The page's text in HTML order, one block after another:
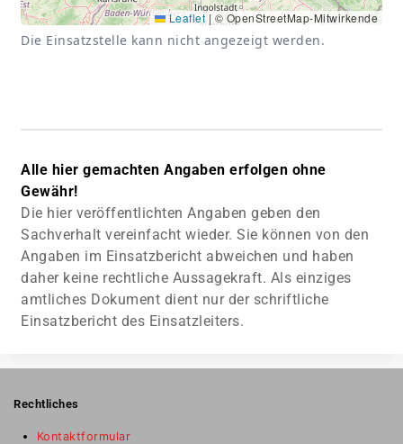
Leaflet | © OpenStreetMap-Mitwirkende
Die Einsatzstelle kann nicht angezeigt werden.
Alle hier gemachten Angaben erfolgen ohne
Gewähr!
Die hier veröffentlichten Angaben geben den
Sachverhalt vereinfacht wieder. Sie können von den
Angaben im Einsatzbericht abweichen und haben
daher keine rechtliche Aussagekraft. Als einziges
amtliches Dokument dient nur der schriftliche
Einsatzbericht des Einsatzleiters.
Rechtliches
Kontaktformular